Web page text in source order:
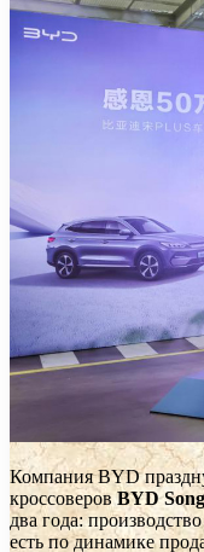
Компания BYD
кроссоверовBYD
два года:
есть по динамике